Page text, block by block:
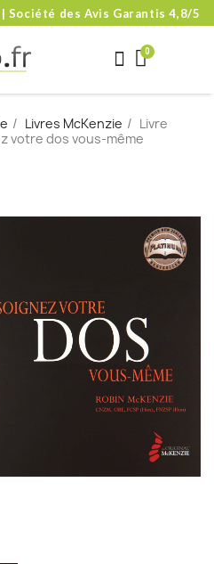
Société des Avis Garantis 4,8/5
Livres McKenzie
Livre
votre dos vous-même